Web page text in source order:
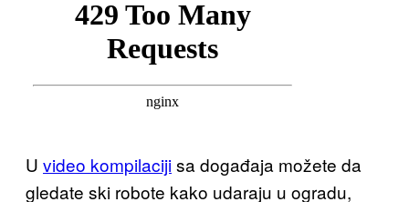
U video kompilacijisa događaja možete da
gledate ski robote kako udaraju u ogradu,